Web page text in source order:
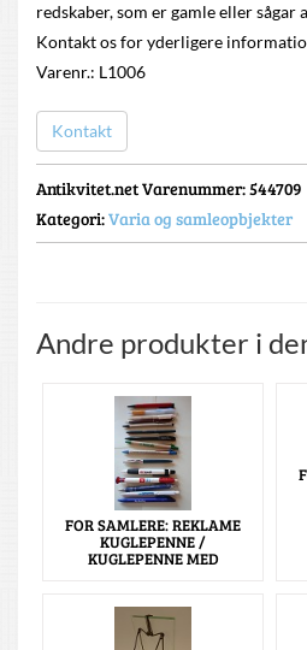
redskaber, som er gamle eller sågar
Kontakt os for yderligere
Varenr.: L1006
Kontakt
Antikvitet.net Varenummer: 544709
Kategori:Varia og samleopbjekter
Andre produkter i
FOR SAMLERE: REKLAME
KUGLEPENNE /
KUGLEPENNE MED